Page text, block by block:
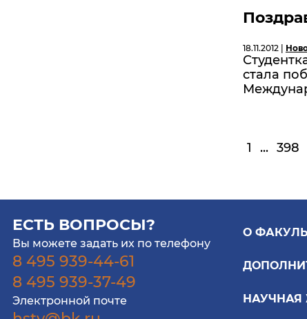
18.11.2012 |
стала
1 ... 398
ЕСТЬ ВОПРОСЫ?
Вы можете задать их по телефону
8 495 939-44-61
8 495 939-37-49
Электронной почте
О
НАУЧНАЯ